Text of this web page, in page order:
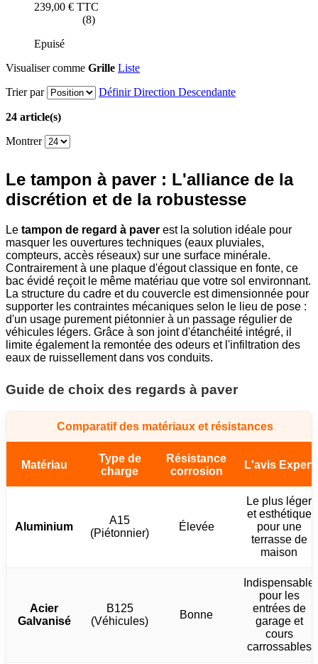
239,00 € TTC
(8)
Epuisé
Visualiser comme Grille Liste
Trier par
Définir Direction Descendante
24 article(s)
Montrer
Le tampon à paver : L'alliance de la
discrétion et de la robustesse
Le tampon de regard à paver est la solution idéale pour
masquer les ouvertures techniques (eaux pluviales,
compteurs, accès réseaux) sur une surface minérale.
Contrairement à une plaque d'égout classique en fonte, ce
bac évidé reçoit le même matériau que votre sol environnant.
La structure du cadre et du couvercle est dimensionnée pour
supporter les contraintes mécaniques selon le lieu de pose :
d'un usage purement piétonnier à un passage régulier de
véhicules légers. Grâce à son joint d'étanchéité intégré, il
limite également la remontée des odeurs et l'infiltration des
eaux de ruissellement dans vos conduits.
Guide de choix des regards à paver
Comparatif des matériaux et résistances
Matériau
Type de
charge
Résistance
corrosion
L'avis Expert
Aluminium
A15
(Piétonnier)
Élevée
Le plus léger
et esthétique
pour une
terrasse de
maison
Acier
Galvanisé
B125
(Véhicules)
Bonne
Indispensable
pour les
entrées de
garage et
cours
carrossables